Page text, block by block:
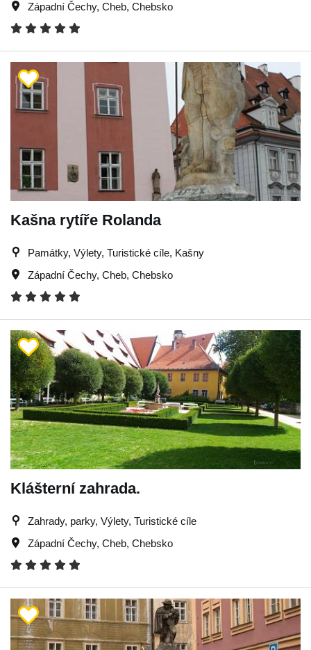
Západní Čechy, Cheb, Chebsko
Kašna rytíře Rolanda
Památky, Výlety, Turistické cíle, Kašny
Západní Čechy, Cheb, Chebsko
Klášterní zahrada.
Zahrady, parky, Výlety, Turistické cíle
Západní Čechy, Cheb, Chebsko